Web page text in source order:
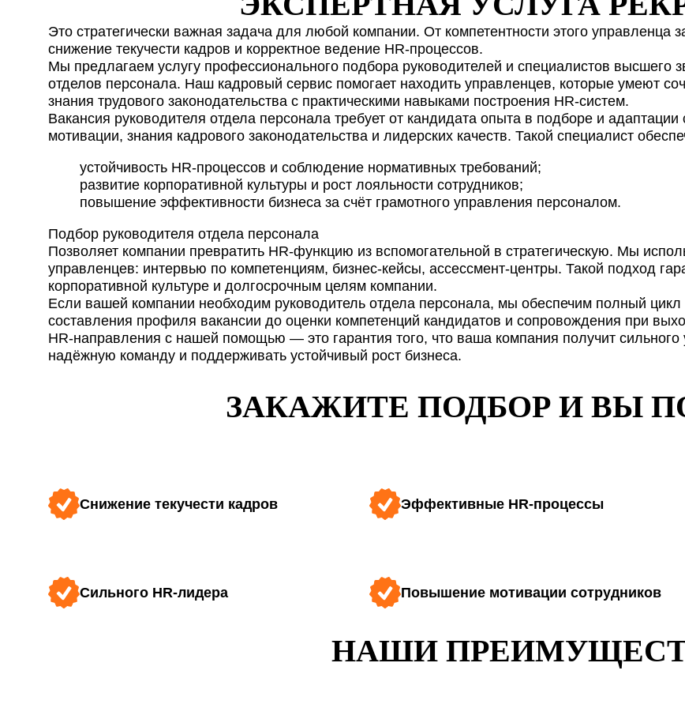
Это стратегически важная задача для любой компании. От компетентности этого
снижение текучести кадров и корректное ведение HR-процессов.
Мы предлагаем услугу профессионального подбора руководителей и специалистов высшего
отделов персонала. Наш кадровый сервис помогает находить управленцев, которые умеют
знания трудового законодательства с практическими навыками построения HR-систем.
Вакансия руководителя отдела персонала требует от кандидата опыта в подборе и адаптации
мотивации, знания кадрового законодательства и лидерских качеств. Такой специалист
устойчивость HR-процессов и соблюдение нормативных требований;
развитие корпоративной культуры и рост лояльности сотрудников;
повышение эффективности бизнеса за счёт грамотного управления персоналом.
Подбор руководителя отдела персонала
Позволяет компании превратить HR-функцию из вспомогательной в стратегическую. Мы
управленцев: интервью по компетенциям, бизнес-кейсы, ассессмент-центры. Такой подход
корпоративной культуре и долгосрочным целям компании.
Если вашей компании необходим руководитель отдела персонала, мы обеспечим полный цикл
составления профиля вакансии до оценки компетенций кандидатов и сопровождения при
HR-направления с нашей помощью — это гарантия того, что ваша компания получит
надёжную команду и поддерживать устойчивый рост бизнеса.
ЗАКАЖИТЕ ПОДБОР И ВЫ
Снижение текучести кадров Эффективные HR-процессы
Сильного HR-лидера Повышение мотивации сотрудников
НАШИ
Я принимаю условияполитики конфиденциальностии даю согласие на
Или позвоните нам:8 (800) 700-72-74
Или позвоните нам:8 (800) 700-72-74
Или позвоните нам:8 (800) 700-72-74
ОТПРАВИТЬ
Сайт защищён Google reCAPTCHA с применениемПолитики конфиденциальностии
Отправляя заявку я принимаю условия
и даю согласие на